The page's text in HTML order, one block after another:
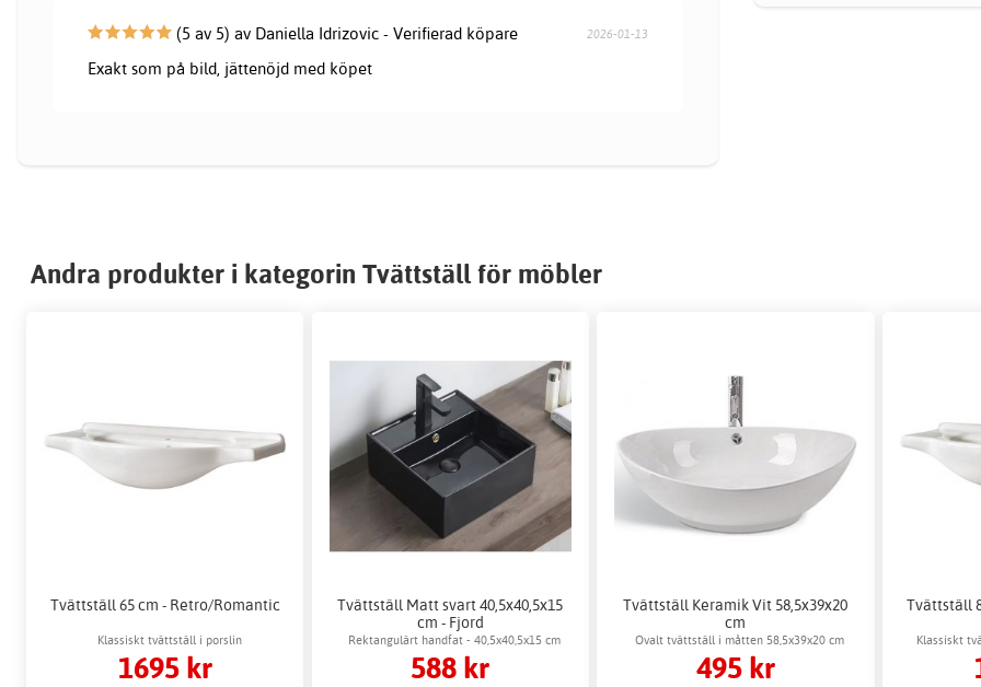
(5 av 5) av Daniella Idrizovic - Verifierad köpare 2026-01-13
Exakt som på bild, jättenöjd med köpet
Andra produkter i kategorin Tvättställ för möbler
Tvättställ 65 cm - Retro/Romantic
Klassiskt tvättställ i porslin
1695 kr
Tvättställ Matt svart 40,5x40,5x15
cm - Fjord
Rektangulärt handfat - 40,5x40,5x15 cm
588 kr
Tvättställ Keramik Vit 58,5x39x20
cm
Ovalt tvättställ i måtten 58,5x39x20 cm
495 kr
Tvättställ
Klassiskt